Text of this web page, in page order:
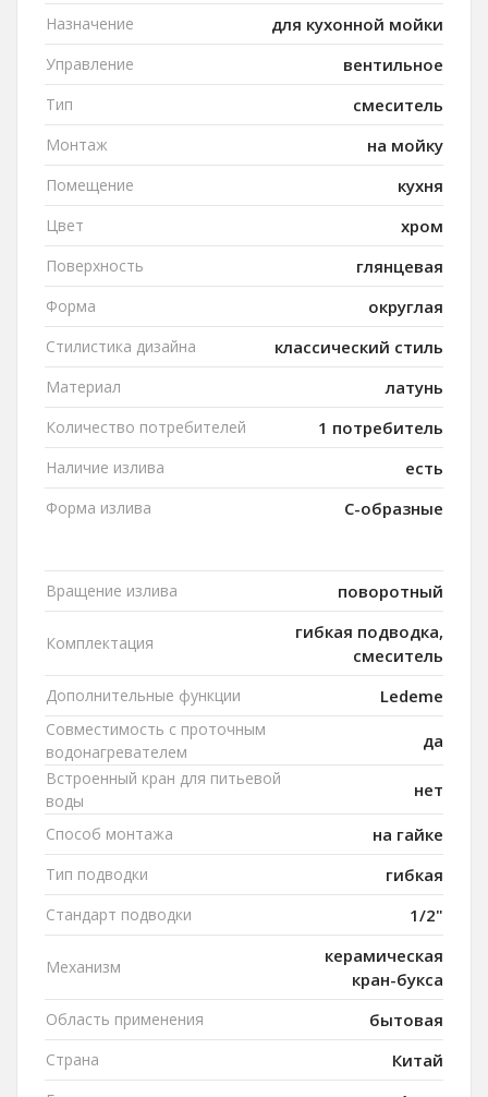
Назначение для кухонной мойки
Управление вентильное
Тип смеситель
Монтаж на мойку
Помещение кухня
Цвет хром
Поверхность глянцевая
Форма округлая
Стилистика дизайна классический стиль
Материал латунь
Количество потребителей 1 потребитель
Наличие излива есть
Форма излива C-образные
Вращение излива поворотный
Комплектация
гибкая подводка,
смеситель
Дополнительные функции Ledeme
Совместимость с проточным
водонагревателем
да
Встроенный кран для питьевой
воды
нет
Способ монтажа на гайке
Тип подводки гибкая
Стандарт подводки 1/2"
Механизм
керамическая
кран-букса
Область применения бытовая
Страна Китай